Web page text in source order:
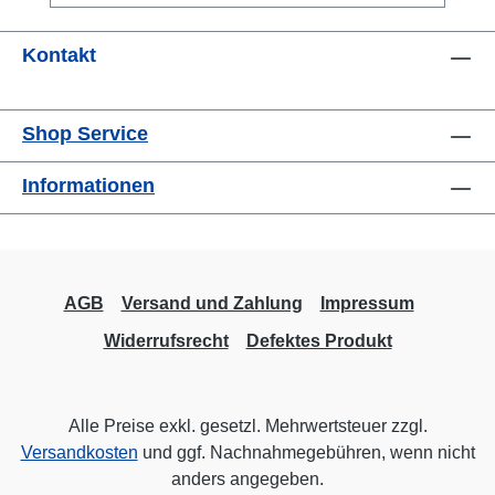
Mittels USB-Schnittstelle und beigefügter
Software ASTAS können bis zu 1600
Textfile aufgezeichnet werden.Datenblatt
Kontakt
Shop Service
Informationen
AGB Versand und Zahlung
Impressum
Widerrufsrecht
Defektes Produkt
Alle Preise exkl. gesetzl. Mehrwertsteuer zzgl.
Versandkosten und ggf. Nachnahmegebühren, wenn nicht
anders angegeben.